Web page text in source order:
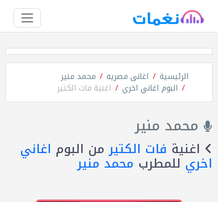
الرئيسية اغانى مصريه محمد منير
البوم اغاني اخري اغنية فات الكتير
محمد منير
اغنية فات الكتيرمن البوم اغاني
اخري للمطرب محمد منير